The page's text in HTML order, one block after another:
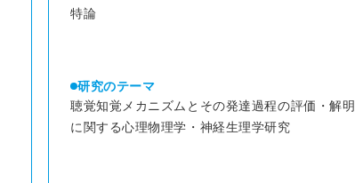
特論
研究のテーマ
聴覚知覚メカニズムとその発達過程の評価・解明
に関する心理物理学・神経生理学研究